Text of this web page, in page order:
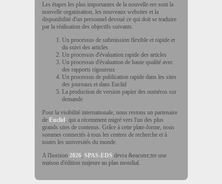
Les étapes les plus importantes de la nouvelle ere sont la
nouvelle organisation, les nouveaux websites et la
disponibilité d'un personnel devoué ce qui doit se traduire
par la réalisation des objectifs suivants.
Un processus de submission flexible et rapide et
du suivi des articles
Un processus d'évaluation rapide des articles
Un processus d'évaluation de haute qualité avec
des rapports rigoureux
Un processus de publication rapide dans les sites
des journaux et dans Euclid
La production de version papier des numéros sur
demande
Pour la visibilité internationale, nous restons un partenaire
de Euclid , qui a récemment migré vers l'un des plus
grands sites de contenus. Grâce à cette plate-forme, nous
sommes connectés à tous les centres de recherche et à
toutes les universités du monde.
A l'horizon 2026, SPAS-EDS devra &eacutre;tre une
maison d'édition majeure au plan mondial.